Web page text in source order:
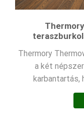
Thermory
a két
karbantartás,